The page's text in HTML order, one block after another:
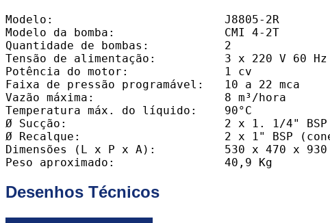
Modelo:				J8805-2R
Modelo da bomba:		CMI 4-2T
Quantidade de bombas:		2
Tensão de alimentação:		3 x 220 V 60 Hz / 3 x 380 V 60 Hz
Potência do motor:		1 cv
Faixa de pressão programável:	10 a 22 mca
Vazão máxima:			8 m³/hora
Temperatura máx. do líquido:	90°C
Ø Sucção:			2 x 1. 1/4" BSP (conexão fêmea)
Ø Recalque:			2 x 1" BSP (conexão fêmea)
Dimensões (L x P x A):		530 x 470 x 930 mm
Peso aproximado:		40,9 Kg
Desenhos Técnicos